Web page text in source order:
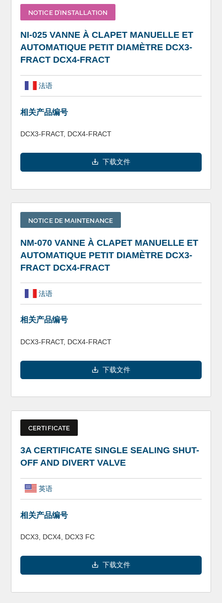
NOTICE D’INSTALLATION
NI-025 VANNE À CLAPET MANUELLE ET
AUTOMATIQUE PETIT DIAMÈTRE DCX3-
FRACT DCX4-FRACT
法语
相关产品编号
DCX3-FRACT, DCX4-FRACT
下载文件
NOTICE DE MAINTENANCE
NM-070 VANNE À CLAPET MANUELLE ET
AUTOMATIQUE PETIT DIAMÈTRE DCX3-
FRACT DCX4-FRACT
法语
相关产品编号
DCX3-FRACT, DCX4-FRACT
下载文件
CERTIFICATE
3A CERTIFICATE SINGLE SEALING SHUT-
OFF AND DIVERT VALVE
英语
相关产品编号
DCX3, DCX4, DCX3 FC
下载文件